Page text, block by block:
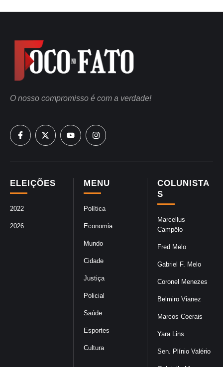
COLUNISTA
S
Marcellus
Campêlo
Fred Melo
Gabriel F. Melo
Coronel Menezes
Belmiro Vianez
Marcos Coerais
Yara Lins
Sen. Plínio Valério
MENU
Política
Economia
Mundo
Cidade
Justiça
Policial
Saúde
Esportes
Cultura
ELEIÇÕES
2022
2026
O nosso compromisso é com a verdade!